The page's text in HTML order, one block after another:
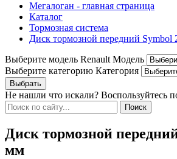
Мегалоган - главная страница
Каталог
Тормозная система
Диск тормозной передний Symbol
Выберите модель Renault Модель
Выберите категорию Категория
Не нашли что искали? Воспользуйтесь
Диск тормозной
мм